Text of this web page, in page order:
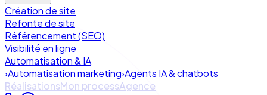
Création de site
Refonte de site
Référencement (SEO)
Visibilité en ligne
Automatisation & IA
›Automatisation marketing›Agents IA & chatbots
RéalisationsMon processAgence